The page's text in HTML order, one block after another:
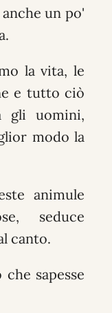
un po'
la vita, le
e tutto ciò
gli uomini,
modo la
animule
seduce
canto.
sapesse